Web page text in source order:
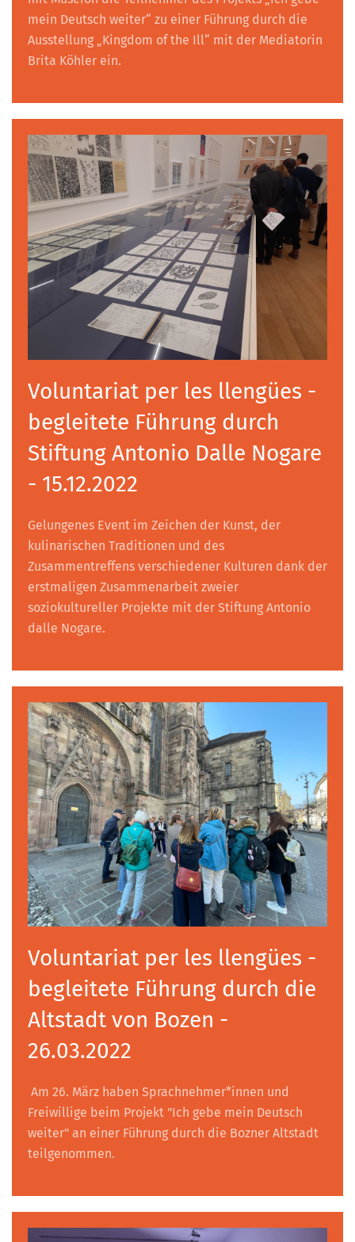
mein Deutsch weiter“ zu einer Führung durch die
Ausstellung „Kingdom of the Ill“ mit der Mediatorin
Brita Köhler ein.
Voluntariat per les llengües -
begleitete Führung durch
Stiftung Antonio Dalle Nogare
- 15.12.2022
Gelungenes Event im Zeichen der Kunst, der
kulinarischen Traditionen und des
Zusammentreffens verschiedener Kulturen dank der
erstmaligen Zusammenarbeit zweier
soziokultureller Projekte mit der Stiftung Antonio
dalle Nogare.
Voluntariat per les llengües -
begleitete Führung durch die
Altstadt von Bozen -
26.03.2022
Am 26. März haben Sprachnehmer*innen und
Freiwillige beim Projekt "Ich gebe mein Deutsch
weiter" an einer Führung durch die Bozner Altstadt
teilgenommen.